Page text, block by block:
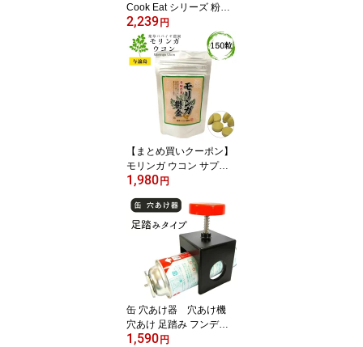
Cook Eat シリーズ 粉末
大豆レシチン 250g クッ
クイート レシピ 【10％
対象】
2,239円
【まとめ買いクーポン】
モリンガ ウコン サプリ
与論島 薬草パパイヤ農園
モリンガ鬱金 150粒 【1
0％対象】
1,980円
缶 穴あけ器 穴あけ機
穴あけ 足踏み フンデヌ
ーク
1,590円